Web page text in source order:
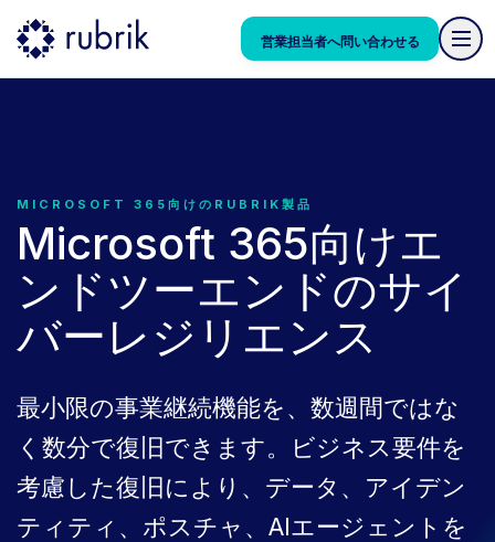
営業担当者へ問い合わせる
MICROSOFT 365向けのRUBRIK製品
Microsoft 365向けエ
ンドツーエンドのサイ
バーレジリエンス
最小限の事業継続機能を、数週間ではな
く数分で復旧できます。ビジネス要件を
考慮した復旧により、データ、アイデン
ティティ、ポスチャ、AIエージェントを